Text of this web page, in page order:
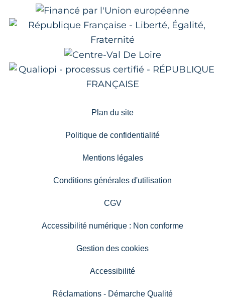
Plan du site
Politique de confidentialité
Mentions légales
Conditions générales d'utilisation
CGV
Accessibilité numérique : Non conforme
Gestion des cookies
Accessibilité
Réclamations - Démarche Qualité